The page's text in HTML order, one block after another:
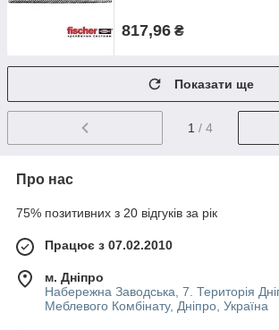
817,96 ₴
Показати ще
1 / 4
Про нас
75% позитивних з 20 відгуків за рік
Працює з 07.02.2010
м. Дніпро
Набережна Заводська, 7. Територія
Меблевого Комбінату, Дніпро, Україна